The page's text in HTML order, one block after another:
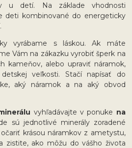
u detí. Na základe vhodnosti
deti kombinované do energeticky
vyrábame s láskou. Ak máte
Vám na zákazku vyrobiť šperk na
kameňov, alebo upraviť náramok,
veľkosti. Stačí napísať do
aký náramok a na aký obvod
vyhľadávajte v ponuke na
sú jednotlivé minerály zoradené
krásou náramkov z ametystu,
zistite, ako môžu do vášho života